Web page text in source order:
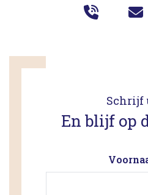
Schrijf
En blijf op